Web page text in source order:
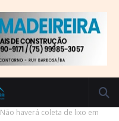
Não haverá coleta de lixo em